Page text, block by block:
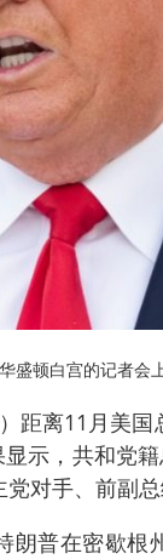
盛顿白宫的记者会
距离11月美
示，共和党
对手、前副总
朗普在密歇根